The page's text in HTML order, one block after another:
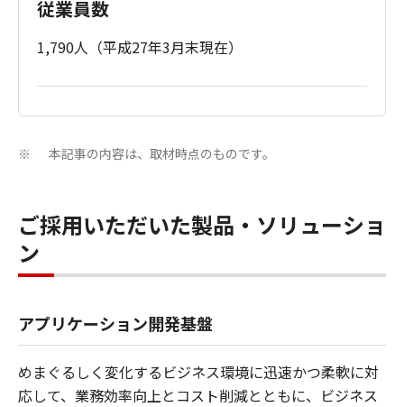
従業員数
1,790人（平成27年3月末現在）
※ 本記事の内容は、取材時点のものです。
ご採用いただいた製品・ソリューショ
ン
アプリケーション開発基盤
めまぐるしく変化するビジネス環境に迅速かつ柔軟に対
応して、業務効率向上とコスト削減とともに、ビジネス